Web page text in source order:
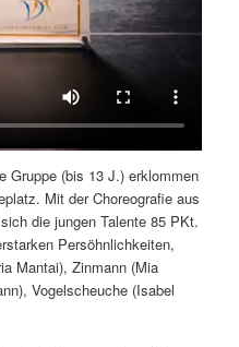
Gruppe (bis 13 J.) erklommen
Mit der Choreografie aus
die jungen Talente 85 PKt.
Persöhnlichkeiten,
Mantai), Zinmann (Mia
Vogelscheuche (Isabel